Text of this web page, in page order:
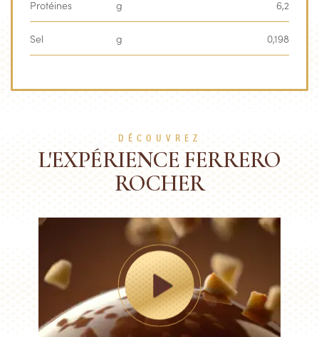
Protéines g 6,2
Sel g 0,198
DÉCOUVREZ
L'EXPÉRIENCE FERRERO
ROCHER